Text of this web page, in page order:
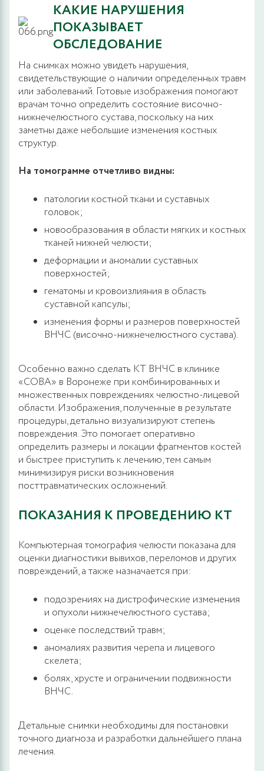
КАКИЕ НАРУШЕНИЯ
ПОКАЗЫВАЕТ
ОБСЛЕДОВАНИЕ
На снимках можно увидеть нарушения,
свидетельствующие о наличии определенных травм
или заболеваний. Готовые изображения помогают
врачам точно определить состояние височно-
нижнечелюстного сустава, поскольку на них
заметны даже небольшие изменения костных
структур.
На томограмме отчетливо видны:
патологии костной ткани и суставных
головок;
новообразования в области мягких и костных
тканей нижней челюсти;
деформации и аномалии суставных
поверхностей;
гематомы и кровоизлияния в область
суставной капсулы;
изменения формы и размеров поверхностей
ВНЧС (височно-нижнечелюстного сустава).
Особенно важно сделать КТ ВНЧС в клинике
«СОВА» в Воронеже при комбинированных и
множественных повреждениях челюстно-лицевой
области. Изображения, полученные в результате
процедуры, детально визуализируют степень
повреждения. Это помогает оперативно
определить размеры и локации фрагментов костей
и быстрее приступить к лечению, тем самым
минимизируя риски возникновения
посттравматических осложнений.
ПОКАЗАНИЯ К ПРОВЕДЕНИЮ КТ
Компьютерная томография челюсти показана для
оценки диагностики вывихов, переломов и других
повреждений, а также назначается при:
подозрениях на дистрофические изменения
и опухоли нижнечелюстного сустава;
оценке последствий травм;
аномалиях развития черепа и лицевого
скелета;
болях, хрусте и ограничении подвижности
ВНЧС.
Детальные снимки необходимы для постановки
точного диагноза и разработки дальнейшего плана
лечения.